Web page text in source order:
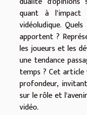
quant à l'impact
vidéoludique.
apportent ?
les joueurs et les
une tendance
temps ? Cet
profondeur,
sur le rôle et
vidéo.